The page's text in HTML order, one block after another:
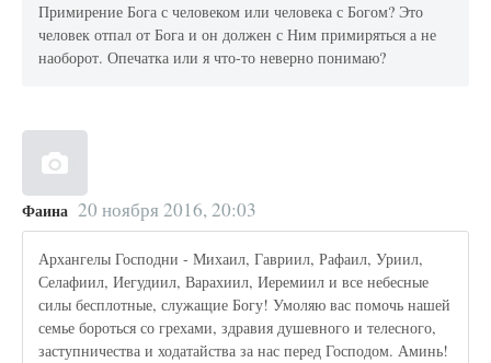
Примирение Бога с человеком или человека с Богом? Это
человек отпал от Бога и он должен с Ним примиряться а не
наоборот. Опечатка или я что-то неверно понимаю?
Фаина 20 ноября 2016, 20:03
Архангелы Господни - Михаил, Гавриил, Рафаил, Уриил,
Селафиил, Иегудиил, Варахиил, Иеремиил и все небесные
силы бесплотные, служащие Богу! Умоляю вас помочь нашей
семье бороться со грехами, здравия душевного и телесного,
заступничества и ходатайства за нас перед Господом. Аминь!